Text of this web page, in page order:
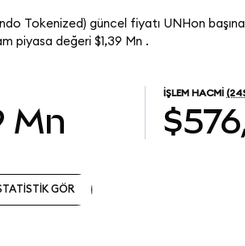
Tokenized) güncel fiyatı UNHon
piyasa değeri $1,39 Mn .
Mn
İŞLEM HACMI
GÖR